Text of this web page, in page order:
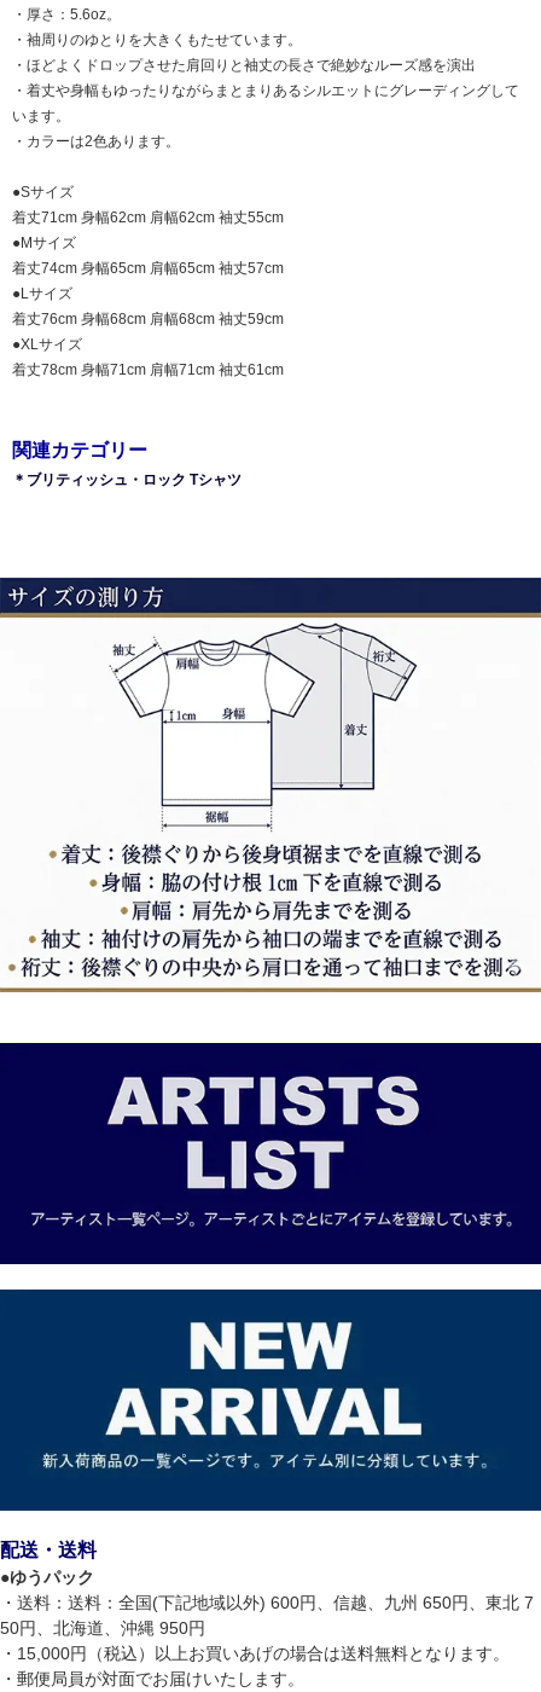
・厚さ：5.6oz。
・袖周りのゆとりを大きくもたせています。
・ほどよくドロップさせた肩回りと袖丈の長さで絶妙なルーズ感を演出
・着丈や身幅もゆったりながらまとまりあるシルエットにグレーディングして
います。
・カラーは2色あります。
●Sサイズ
着丈71cm 身幅62cm 肩幅62cm 袖丈55cm
●Mサイズ
着丈74cm 身幅65cm 肩幅65cm 袖丈57cm
●Lサイズ
着丈76cm 身幅68cm 肩幅68cm 袖丈59cm
●XLサイズ
着丈78cm 身幅71cm 肩幅71cm 袖丈61cm
関連カテゴリー
＊ブリティッシュ・ロック Tシャツ
配送・送料
●ゆうパック
・送料：送料：全国(下記地域以外) 600円、信越、九州 650円、東北 7
50円、北海道、沖縄 950円
・15,000円（税込）以上お買いあげの場合は送料無料となります。
・郵便局員が対面でお届けいたします。